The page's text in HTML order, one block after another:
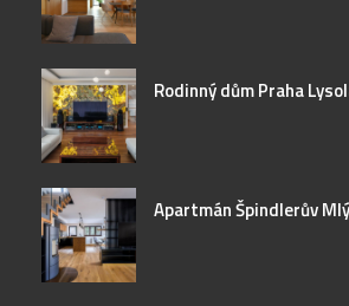
Rodinný dům Praha
Apartmán Špindlerův